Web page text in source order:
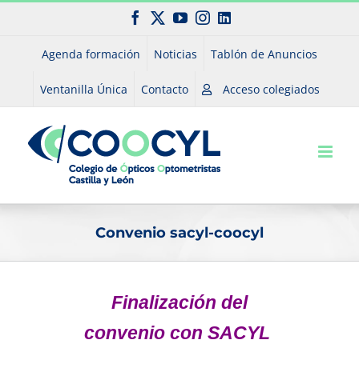
Saltar
Facebook
X YouTubeInstagram
LinkedIn
Agenda formación Noticias Tablón de Anuncios
Ventanilla Única Contacto Acceso colegiados
Convenio sacyl-coocyl
Finalización del
convenio con SACYL